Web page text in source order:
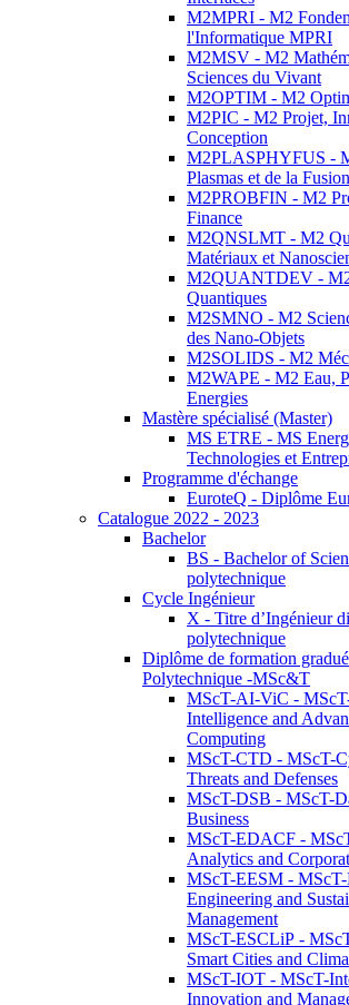
M2MPRI - M2
l'Informatique MPRI
M2MSV - M2
Sciences du Vivant
M2OPTIM - M2
M2PIC - M2 Projet,
Conception
M2PLASPHYFUS -
Plasmas et de la Fusion
M2PROBFIN - M2
Finance
M2QNSLMT - M2
Matériaux et
M2QUANTDEV -
Quantiques
M2SMNO - M2
des Nano-Objets
M2SOLIDS - M2
M2WAPE - M2 Eau,
Energies
Mastère spécialisé (Master)
MS ETRE - MS
Technologies et
Programme d'échange
EuroteQ - Diplôme
Catalogue 2022 - 2023
Bachelor
BS - Bachelor of
polytechnique
Cycle Ingénieur
X - Titre d’Ingénieur
polytechnique
Diplôme de formation
Polytechnique -MSc&T
MScT-AI-ViC -
Intelligence and
Computing
MScT-CTD - MScT-
Threats and Defenses
MScT-DSB - MScT-
Business
MScT-EDACF -
Analytics and
MScT-EESM -
Engineering and
Management
MScT-ESCLiP -
Smart Cities and
MScT-IOT - MScT-
Innovation and